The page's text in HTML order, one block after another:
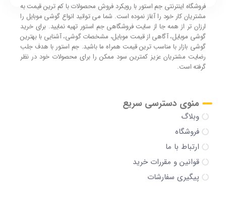
فروشگاه اینترنتی جم استور با رویکرد فروش محصولات با کم ترین قیمت به
مشتریان کار خود را آغاز نموده است. شما می توانید انواع گوشی موبایل را
ارزان تر از همه جا از سایت فروشگاهی جم استور تهیه نمایید. برای خرید
گوشی موبایل، آگاهی از قیمت موبایل، مشخصات گوشی، آشنایی با بهترین
گوشی بازار با مناسب ترین قیمت همراه ما باشید. جم استور با هدف جلب
رضایت مشتریان عزیز کمترین سود ممکن را برای محصولات خود در نظر
گرفته است.
منوی دسترسی سریع
وبلاگ
فروشگاه
ارتباط با ما
قوانین و مقررات خرید
پیگیری سفارشات